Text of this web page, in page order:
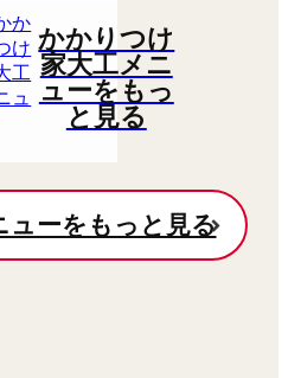
かかりつけ
家大工メニ
ューをもっ
と見る
ューをもっと見る